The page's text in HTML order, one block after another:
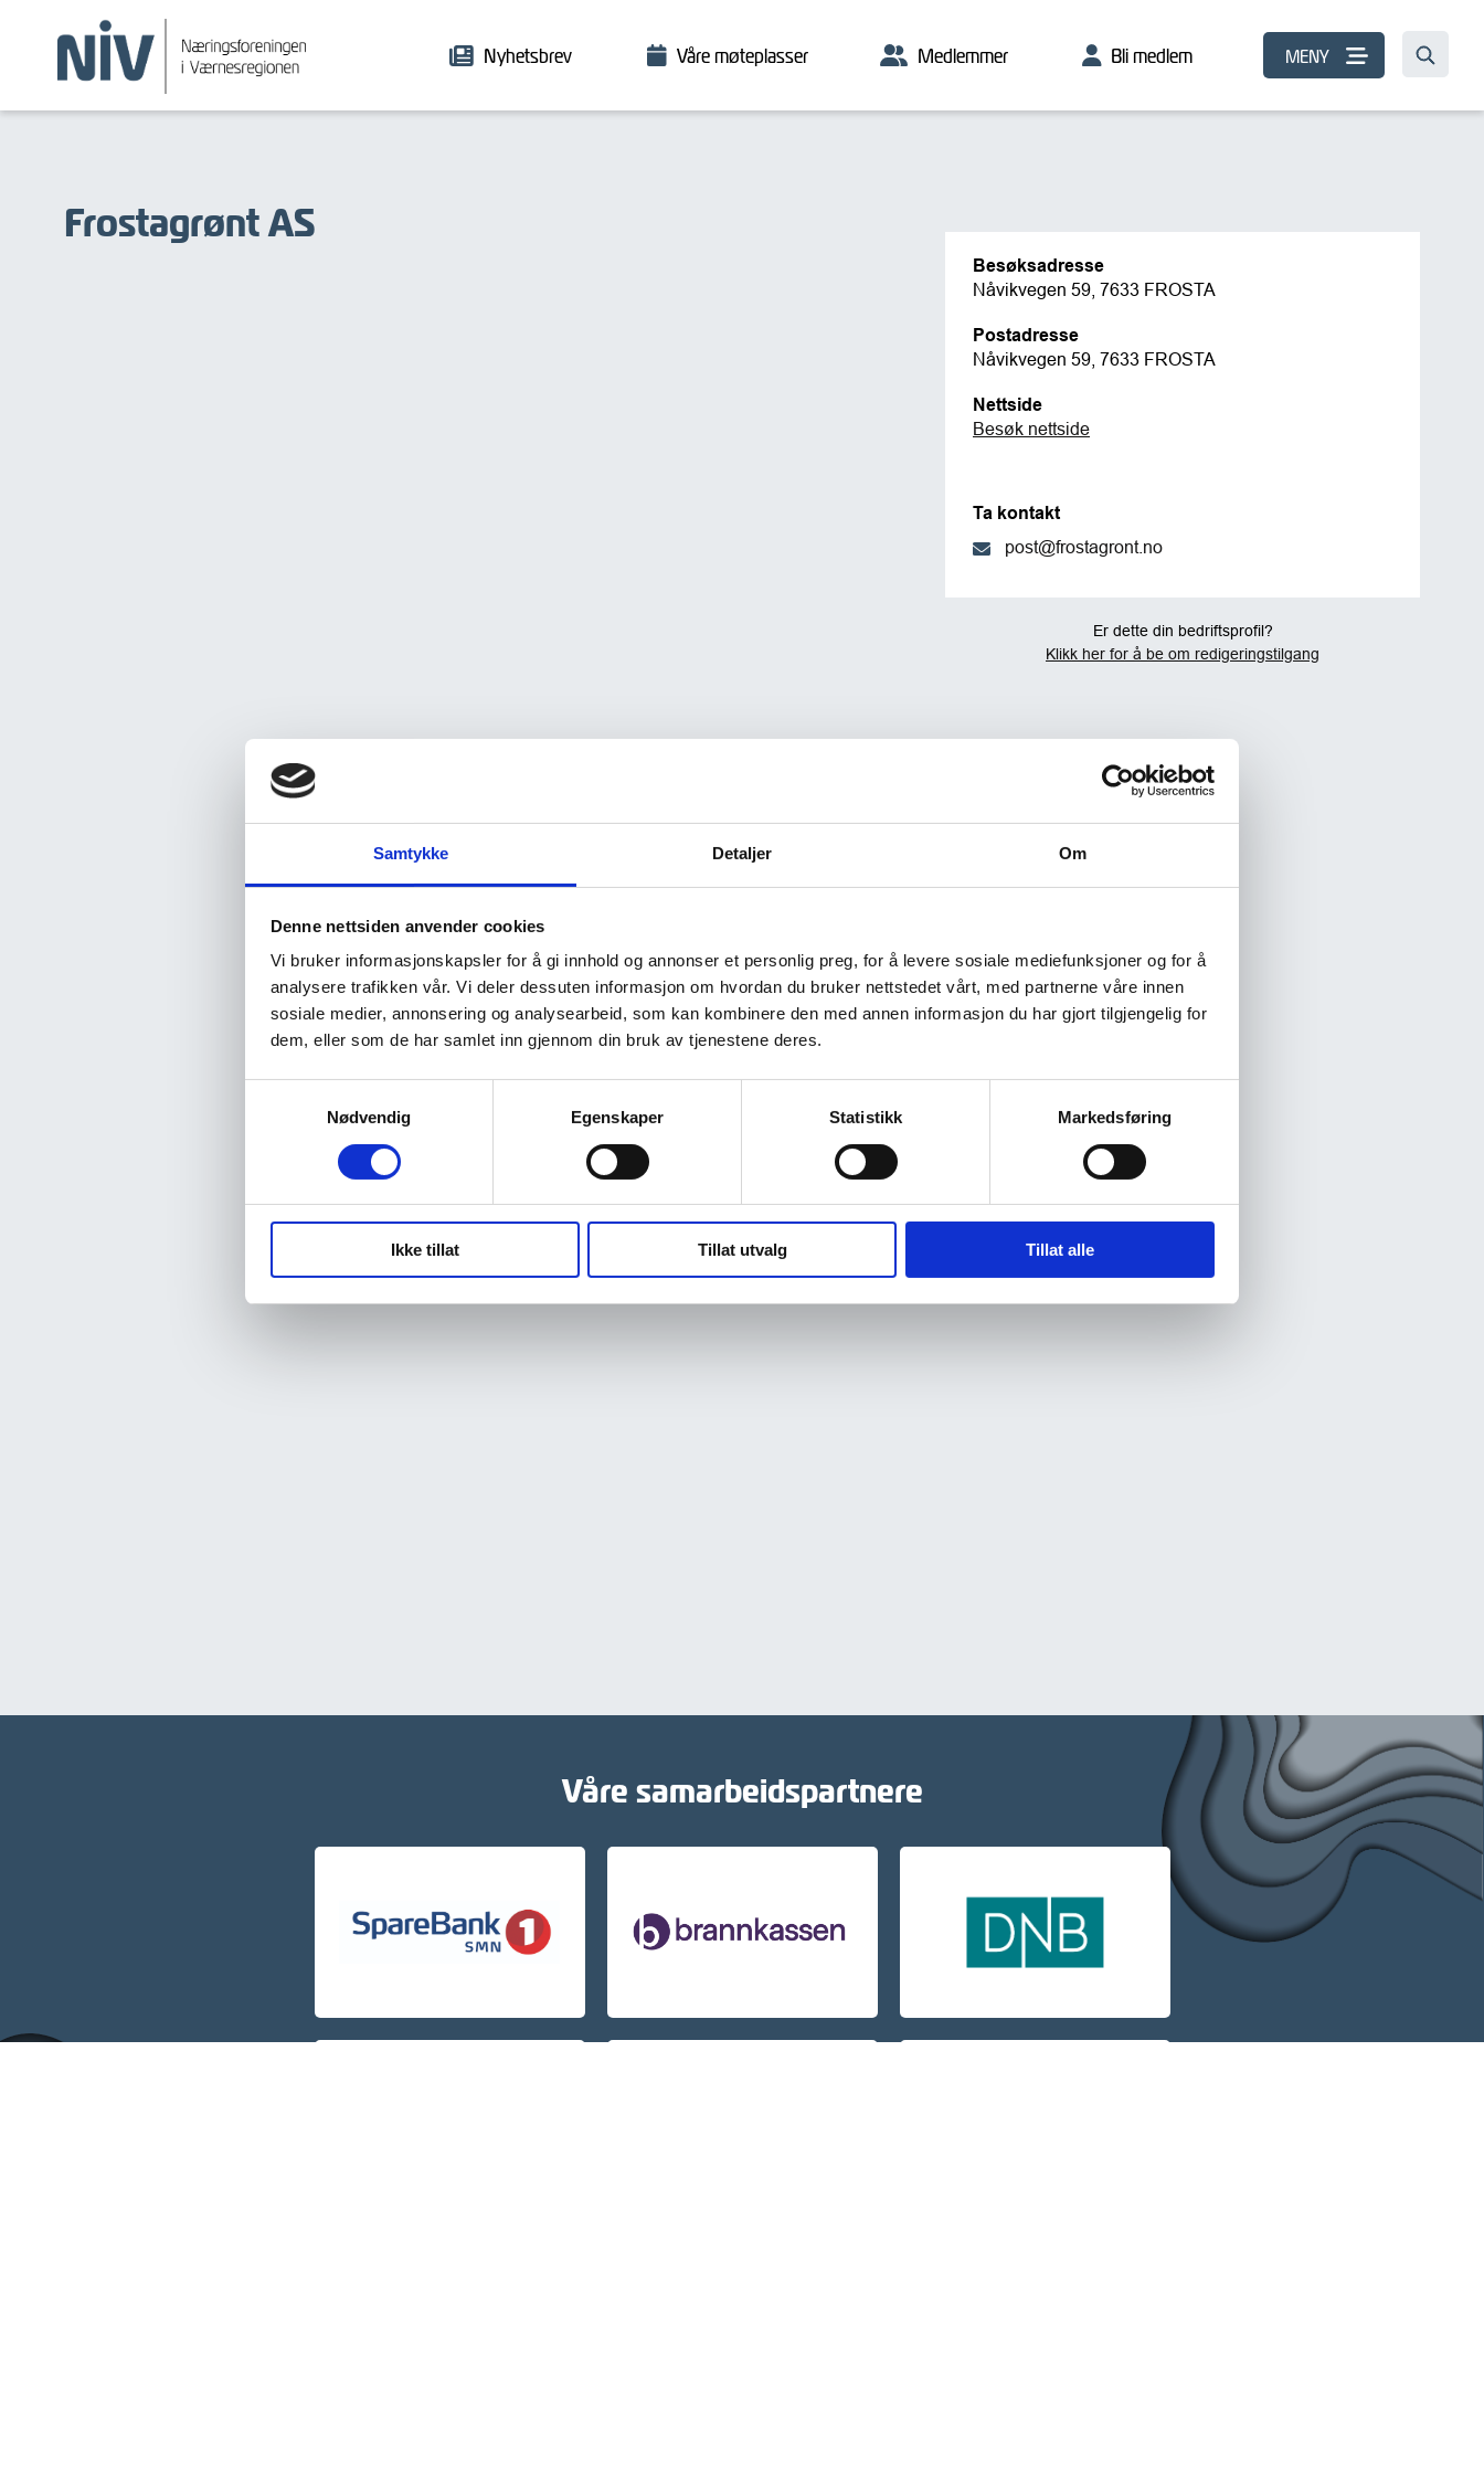
Samtykke Detaljer Om
Denne nettsiden anvender cookies
Vi bruker informasjonskapsler for å gi innhold og annonser et personlig preg, for å levere sosiale mediefunksjoner og for å
analysere trafikken vår. Vi deler dessuten informasjon om hvordan du bruker nettstedet vårt, med partnerne våre innen
sosiale medier, annonsering og analysearbeid, som kan kombinere den med annen informasjon du har gjort tilgjengelig for
dem, eller som de har samlet inn gjennom din bruk av tjenestene deres.
Nødvendig
Egenskaper Statistikk Markedsføring
Ikke tillat Tillat utvalg Tillat alle
Nyhetsbrev Våre møteplasser Medlemmer Bli medlem MENY
Frostagrønt AS
Besøksadresse
Nåvikvegen 59, 7633 FROSTA
Postadresse
Nåvikvegen 59, 7633 FROSTA
Nettside
Besøk nettside
Ta kontakt
post@frostagront.no
Er dette din bedriftsprofil?
Klikk her for å be om redigeringstilgang
Våre samarbeidspartnere